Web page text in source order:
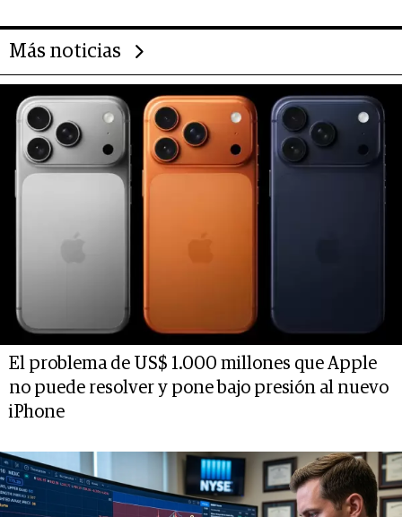
Más noticias
El problema de US$ 1.000 millones que Apple
no puede resolver y pone bajo presión al nuevo
iPhone